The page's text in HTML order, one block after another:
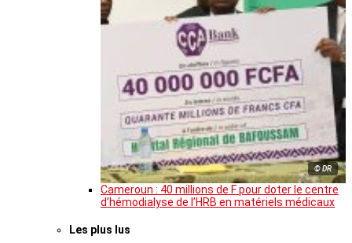
© DR
Cameroun : 40 millions de F pour doter le centre
d’hémodialyse de l’HRB en matériels médicaux
Les plus lus